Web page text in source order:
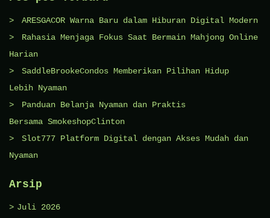
ARESGACOR Warna Baru dalam Hiburan Digital Modern
Rahasia Menjaga Fokus Saat Bermain Mahjong Online
Harian
SaddleBrookeCondos Memberikan Pilihan Hidup
Lebih Nyaman
Panduan Belanja Nyaman dan Praktis
Bersama SmokeshopClinton
Slot777 Platform Digital dengan Akses Mudah dan
Nyaman
Arsip
Juli 2026